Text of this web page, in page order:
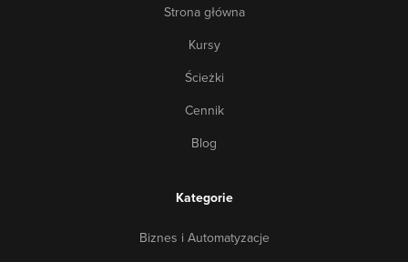
Strona główna
Kursy
Ścieżki
Cennik
Blog
Kategorie
Biznes i Automatyzacje